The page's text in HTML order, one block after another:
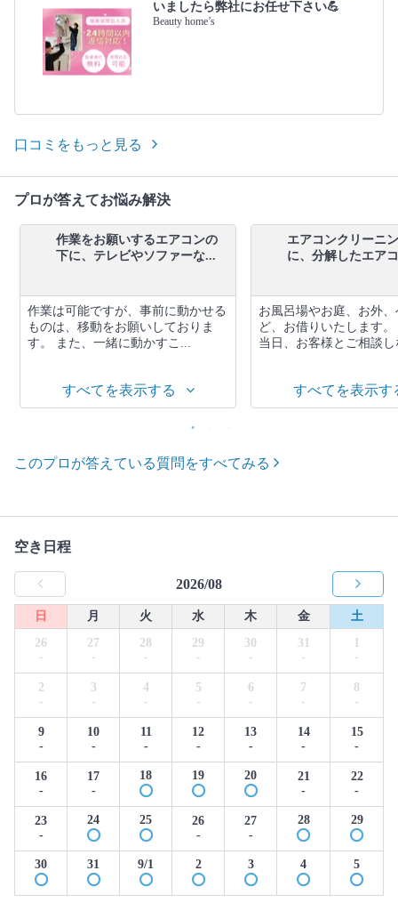
いましたら弊社にお任せ下さい💪
Beauty home’s
口コミをもっと見る
プロが答えてお悩み解決
作業をお願いするエアコンの
下に、テレビやソファーな...
作業は可能ですが、事前に動かせる
ものは、移動をお願いしておりま
す。 また、一緒に動かすこ...
すべてを表示する
エアコンクリーニ
に、分解したエア
お風呂場やお庭、お外
ど、お借りいたします
当日、お客様とご相談
すべてを表示す
このプロが答えている質問をすべてみる
空き日程
2026/08
日 月 火 水 木 金
土
26
-
27
-
28
-
29
-
30
-
31
-
1
-
2
-
3
-
4
-
5
-
6
-
7
-
8
-
9
-
10
-
11
-
12
-
13
-
14
-
15
-
16
-
17
-
18 19 20
21
-
22
-
23
-
24 25
26
-
27
-
28 29
30 31 9/1 2 3 4 5